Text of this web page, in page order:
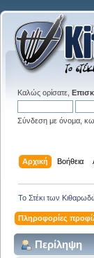
Καλώς ορίσατε,
Σύνδεση με όνομα,
Αρχική Βοήθεια
Το Στέκι των
Πληροφορίες
Περίληψη